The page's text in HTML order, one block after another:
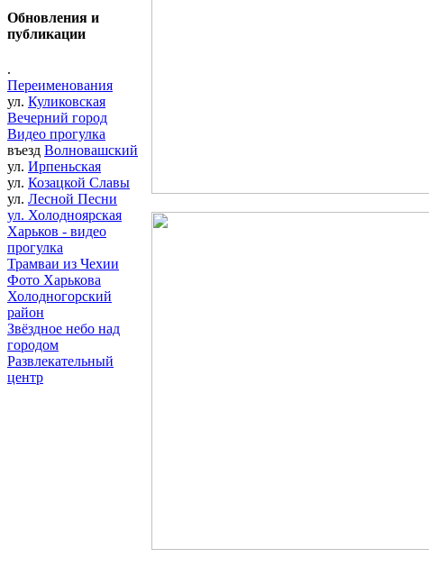
Обновления и
публикации
.
Переименования
ул. Куликовская
Вечерний город
Видео прогулка
въезд Волновашский
ул. Ирпеньская
ул. Козацкой Славы
ул. Лесной Песни
ул. Холодноярская
Харьков - видео
прогулка
Трамваи из Чехии
Фото Харькова
Холодногорский
район
Звёздное небо над
городом
Развлекательный
центр